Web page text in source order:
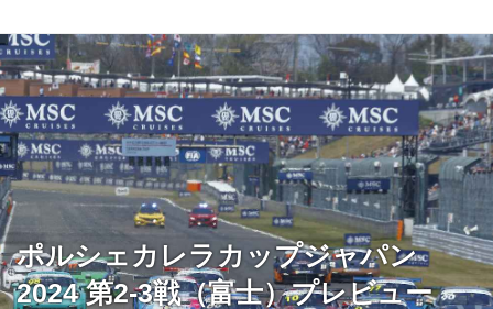
ポルシェカレラカップジャパン
2024 第2-3戦（富士）プレビュー